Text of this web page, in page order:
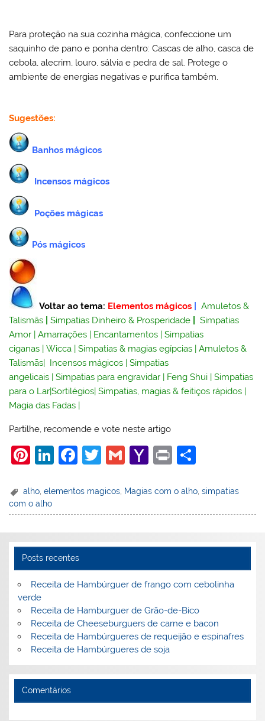
Para proteção na sua cozinha mágica, confeccione um
saquinho de pano e ponha dentro: Cascas de alho, casca de
cebola, alecrim, louro, sálvia e pedra de sal. Protege o
ambiente de energias negativas e purifica também.
Sugestões:
Banhos mágicos
Incensos mágicos
Poções mágicas
Pós mágicos
Voltar ao tema: Elementos mágicos |Amuletos &
Talismãs
|Simpatias Dinheiro & Prosperidade
Simpatias
Amor |Amarrações Encantamentos |Simpatias
ciganas |Wicca |Simpatias & magias egípcias |Amuletos &
Talismãs
Incensos mágicos |Simpatias
angelicais |Simpatias para engravidar Feng Shui |Simpatias
para o Lar|Sortilégios |Simpatias, magias & feitiços rápidos
Magia das Fadas
Partilhe, recomende e vote neste artigo
Pi
er
e
st
Li
k
e
n
F
c
e
o
o
k
T
itt
er
G
ai
l
Y
h
o
M
ai
l
Pr
t
ar
e
alho ,elementos magicos Magias com o alho ,simpatias
com o alho
Posts recentes
Receita de Hambúrguer de frango com cebolinha
verde
Receita de Hamburguer de Grão-de-Bico
Receita de Cheeseburguers de carne e bacon
Receita de Hambúrgueres de requeijão e espinafres
Receita de Hambúrgueres de soja
Comentários